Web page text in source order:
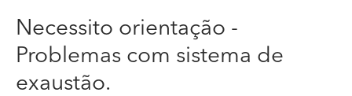
Necessito orientação - Problemas com sistema de
exaustão.
Necessito orientação -
Problemas com sistema de
exaustão.